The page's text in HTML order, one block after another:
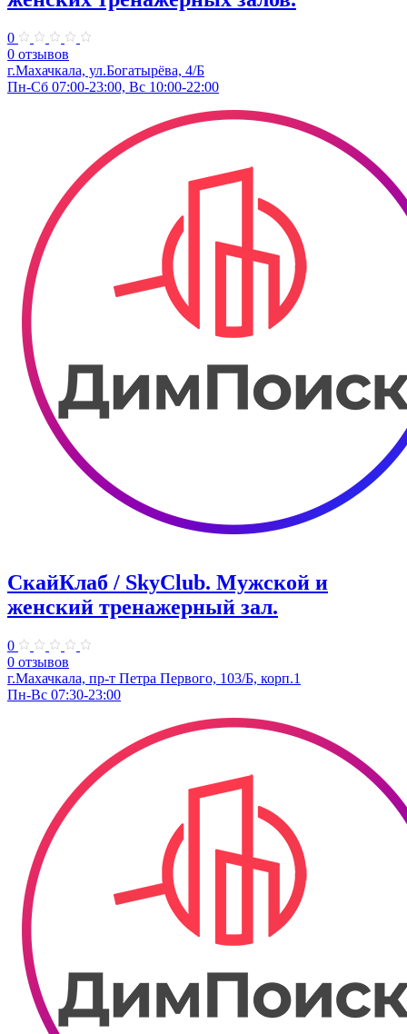
0
0 отзывов
г.Махачкала, ​ул.Богатырёва, 4/Б
Пн-Сб 07:00-23:00, Вс 10:00-22:00
СкайКлаб / SkyClub. Мужской и
женский тренажерный зал.
0
0 отзывов
г.Махачкала, пр-т Петра Первого, 103/Б, корп.1
Пн-Вс 07:30-23:00